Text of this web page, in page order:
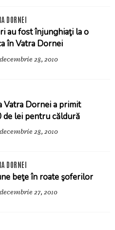
DORNEI
au fost înjunghiaţi la o
în Vatra Dornei
decembrie 28, 2010
Vatra Dornei a primit
de lei pentru căldură
decembrie 28, 2010
DORNEI
beţe în roate şoferilor
decembrie 27, 2010